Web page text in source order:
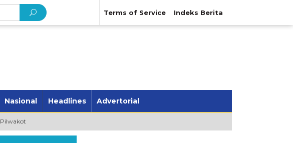
Terms of Service Indeks Berita
Nasional Headlines Advertorial
Pilwakot